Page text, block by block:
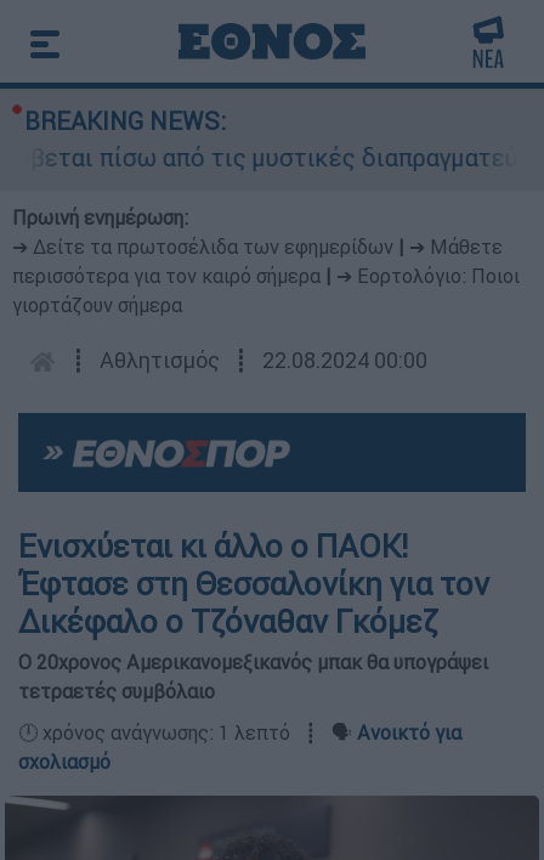
BREAKING NEWS:
πίσω από τις μυστικές
Πρωινή ενημέρωση:
➔ Δείτε τα πρωτοσέλιδα των εφημερίδων
➔ Μάθετε
περισσότερα για τον καιρό σήμερα
➔ Εορτολόγιο: Ποιοι
γιορτάζουν σήμερα
┋ Αθλητισμός ┋ 22.08.2024 00:00
Ενισχύεται κι άλλο ο ΠΑΟΚ!
Έφτασε στη Θεσσαλονίκη για τον
Δικέφαλο ο Τζόναθαν Γκόμεζ
Ο 20χρονος Αμερικανομεξικανός μπακ θα υπογράψει
τετραετές συμβόλαιο
🕛 χρόνος ανάγνωσης: 1 λεπτό ┋ 🗣️ Ανοικτό για
σχολιασμό